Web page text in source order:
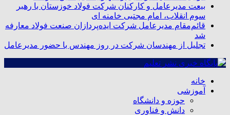
بیعت مدیرعامل و کارکنان شرکت فولاد خوزستان با رهبر
سوم انقلاب، امام مجتبی خامنه ای
قائم‌مقام مدیرعامل شرکت ایده‌پردازان صنعت فولاد معارفه
شد
تجلیل از مهندسان شرکت در روز مهندس با حضور مدیرعامل
خانه
آموزشی
حوزه و دانشگاه
دانش و فناوری